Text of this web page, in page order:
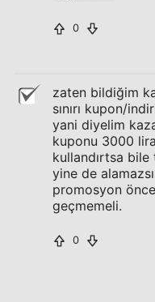
0
zaten bildiğim
sınırı kupon/
yani diyelim
kuponu 3000
kullandırtsa
yine de
promosyon
geçmemeli.
0